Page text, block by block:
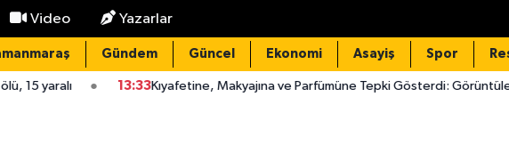
Video Yazarlar
Gündem Güncel Ekonomi Asayiş Spor
13:33Kıyafetine, Makyajına ve Parfümüne Tepki Gösterdi: Görüntüler Tartışma